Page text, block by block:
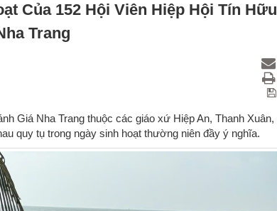
Của 152 Hội Viên Hiệp Hội Tín Hữu
Trang
Giá Nha Trang thuộc các giáo xứ Hiệp An, Thanh Xuân,
quy tụ trong ngày sinh hoạt thường niên đầy ý nghĩa.